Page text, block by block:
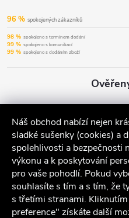
Náš obchod nabízí nejen
sladké sušenky (cookies) a
spolehlivosti a bezpečnosti
výkonu a k poskytování
pro vaše pohodlí. Pokud
souhlasíte s tím a s tím, že
s třetími stranami.
preference" získáte další
96 % spokojených zákazníků
98 % spokojeno s termínem dodání
99 % spokojeno s komunikací
99 % spokojeno s dodáním zboží